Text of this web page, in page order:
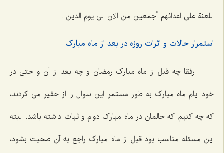
اللعنة علی اعدائهم أجمعین من الان الی یوم الدین .
استمرار حالات و اثرات روزه در بعد از ماه مبارک
رفقا چه قبل از ماه مبارک رمضان و چه بعد از آن و حتی در
خود ایام ماه مبارک به طور مستمر این سوال را از حقیر می کردند،
که چه کنیم که حالمان در ماه مبارک دوام و ثبات داشته باشد. البته
این مسئله مناسب بود قبل از ماه مبارک راجع به آن صحبت بشود،